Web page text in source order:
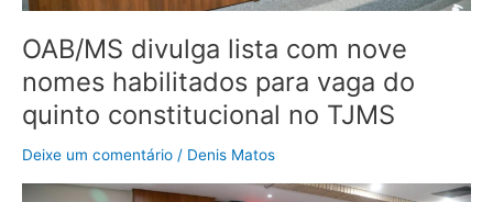
OAB/MS divulga lista com nove
nomes habilitados para vaga do
quinto constitucional no TJMS
Deixe um comentário / Denis Matos
quinto
constitucional
no
TJMS